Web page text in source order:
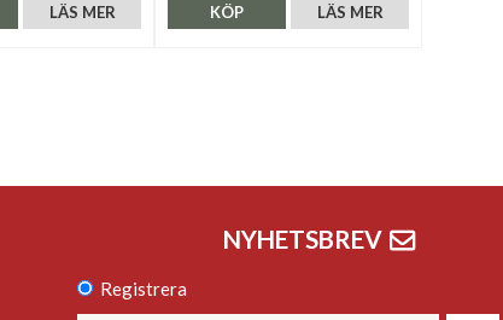
LÄS MER LÄS MER
KÖP
NYHETSBREV
Registrera